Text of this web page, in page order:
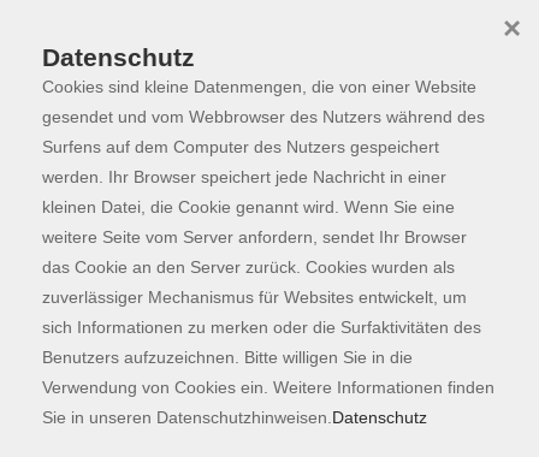
Skip to main content
Programm
Der Kurs konnte nicht gefunden werden.
Kontaktformular
Impressum
AGB
Datenschutzerklärung
Datenschutz
Cookies sind kleine Datenmengen, die von einer Website
gesendet und vom Webbrowser des Nutzers während des
Surfens auf dem Computer des Nutzers gespeichert
werden. Ihr Browser speichert jede Nachricht in einer
kleinen Datei, die Cookie genannt wird. Wenn Sie eine
weitere Seite vom Server anfordern, sendet Ihr Browser
das Cookie an den Server zurück. Cookies wurden als
zuverlässiger Mechanismus für Websites entwickelt, um
sich Informationen zu merken oder die Surfaktivitäten des
Benutzers aufzuzeichnen. Bitte willigen Sie in die
Verwendung von Cookies ein. Weitere Informationen finden
Sie in unseren Datenschutzhinweisen. Datenschutz
×